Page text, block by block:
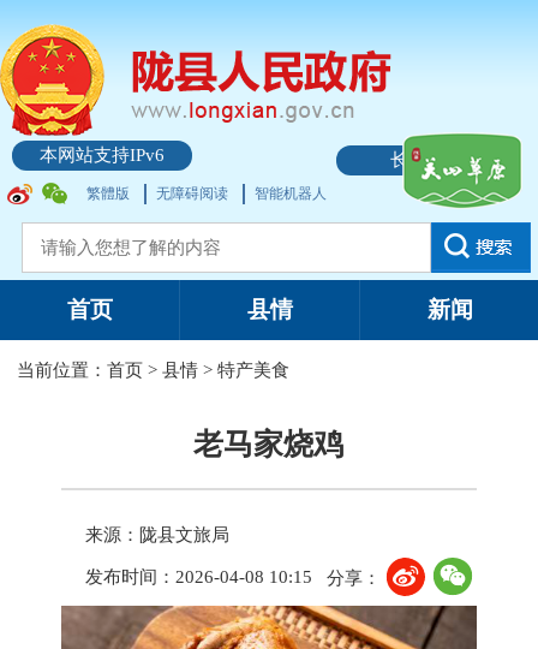
本网站支持IPv6 长者模式
繁體版 无障碍阅读 智能机器人
首页 县情 新闻
当前位置：首页 >县情 >特产美食
老马家烧鸡
来源：陇县文旅局
发布时间：2026-04-08 10:15 分享：